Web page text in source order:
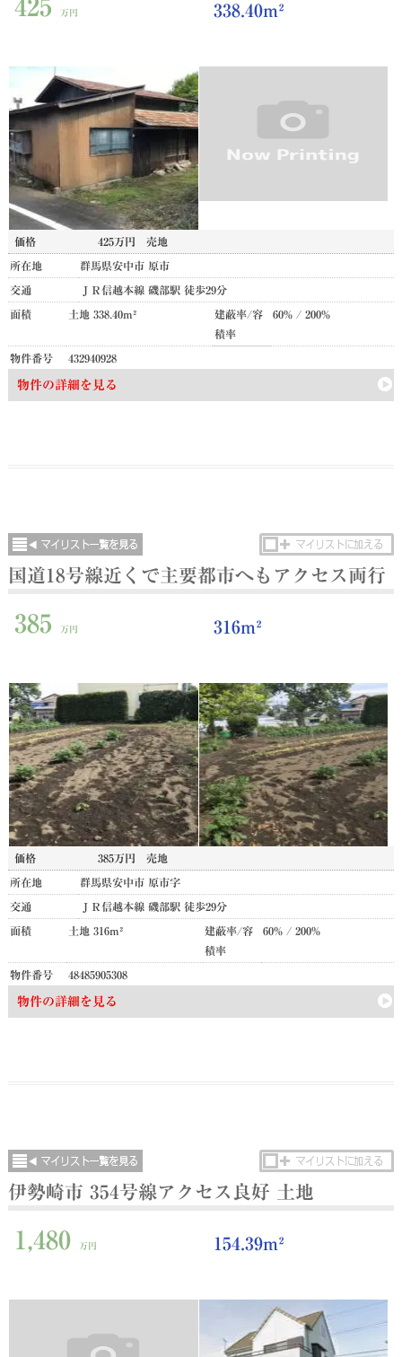
425 万円 338.40m²
物件の詳細を見る
価格 425万円 売地
所在地 群馬県安中市 原市
交通 ＪＲ信越本線 磯部駅 徒歩29分
面積 土地 338.40m²
建蔽率/容
積率
60% / 200%
物件番号 432940928
国道18号線近くで主要都市へもアクセス両行
385 万円 316m²
物件の詳細を見る
価格 385万円 売地
所在地 群馬県安中市 原市字
交通 ＪＲ信越本線 磯部駅 徒歩29分
面積 土地 316m²
建蔽率/容
積率
60% / 200%
物件番号 48485905308
伊勢崎市 354号線アクセス良好 土地
1,480 万円 154.39m²